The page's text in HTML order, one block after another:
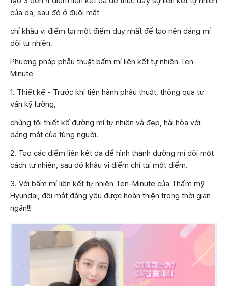
của da, sau đó ở đuôi mắt
chỉ khâu vi điểm tại một điểm duy nhất để tạo nên dáng mí
đôi tự nhiên.
Phương pháp phẫu thuật bấm mí liên kết tự nhiên Ten-
Minute
1. Thiết kế - Trước khi tiến hành phẫu thuật, thông qua tư
vấn kỹ lưỡng,
chúng tôi thiết kế đường mí tự nhiên và đẹp, hài hòa với
dáng mắt của từng người.
2. Tạo các điểm liên kết da để hình thành đường mí đôi một
cách tự nhiên, sau đó khâu vi điểm chỉ tại một điểm.
3. Với bấm mí liên kết tự nhiên Ten-Minute của Thẩm mỹ
Hyundai, đôi mắt đáng yêu được hoàn thiện trong thời gian
ngắn!!!